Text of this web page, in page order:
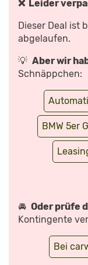
❌ Leider
Dieser Deal ist
abgelaufen.
💡 Aber wir
Schnäppchen:
BMW 5er
🚘 Oder prüfe
Kontingente
Bei